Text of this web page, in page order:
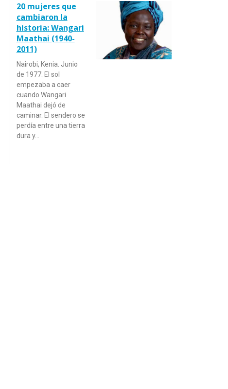
20 mujeres que
cambiaron la
historia: Wangari
Maathai (1940-
2011)
Nairobi, Kenia. Junio
de 1977. El sol
empezaba a caer
cuando Wangari
Maathai dejó de
caminar. El sendero se
perdía entre una tierra
dura y…